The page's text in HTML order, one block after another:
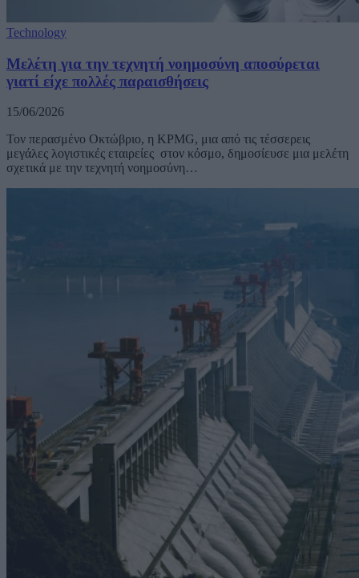
Technology
Μελέτη για την τεχνητή νοημοσύνη αποσύρεται
γιατί είχε πολλές παραισθήσεις
15/06/2026
Τον περασμένο Οκτώβριο, η KPMG, μια από τις τέσσερεις
μεγάλες λογιστικές εταιρείες στον κόσμο, δημοσίευσε μια μελέτη
σχετικά με την τεχνητή νοημοσύνη…